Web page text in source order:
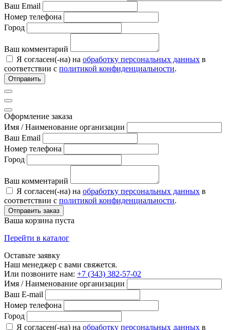
Ваш Email
Номер телефона
Город
Ваш комментарий
Я согласен(-на) на обработку персональных данных в
соответствии с политикой конфиденциальности.
Отправить
Оформление заказа
Имя / Наименование организации
Ваш Email
Номер телефона
Город
Ваш комментарий
Я согласен(-на) на обработку персональных данных в
соответствии с политикой конфиденциальности.
Отправить заказ
Ваша корзина пуста
Перейти в каталог
Оставьте заявку
Наш менеджер с вами свяжется.
Или позвоните нам: +7 (343) 382-57-02
Имя / Наименование организации
Ваш E-mail
Номер телефона
Город
Я согласен(-на) на обработку персональных данных в